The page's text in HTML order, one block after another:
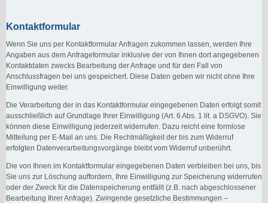
Kontaktformular
Wenn Sie uns per Kontaktformular Anfragen zukommen lassen, werden Ihre
Angaben aus dem Anfrageformular inklusive der von Ihnen dort angegebenen
Kontaktdaten zwecks Bearbeitung der Anfrage und für den Fall von
Anschlussfragen bei uns gespeichert. Diese Daten geben wir nicht ohne Ihre
Einwilligung weiter.
Die Verarbeitung der in das Kontaktformular eingegebenen Daten erfolgt somit
ausschließlich auf Grundlage Ihrer Einwilligung (Art. 6 Abs. 1 lit. a DSGVO). Sie
können diese Einwilligung jederzeit widerrufen. Dazu reicht eine formlose
Mitteilung per E-Mail an uns. Die Rechtmäßigkeit der bis zum Widerruf
erfolgten Datenverarbeitungsvorgänge bleibt vom Widerruf unberührt.
Die von Ihnen im Kontaktformular eingegebenen Daten verbleiben bei uns, bis
Sie uns zur Löschung auffordern, Ihre Einwilligung zur Speicherung widerrufen
oder der Zweck für die Datenspeicherung entfällt (z.B. nach abgeschlossener
Bearbeitung Ihrer Anfrage). Zwingende gesetzliche Bestimmungen –